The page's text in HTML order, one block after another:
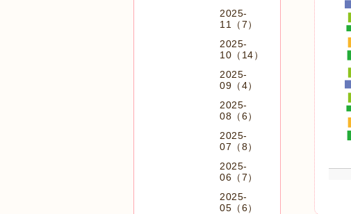
2025-
11（7）
2025-
10（14）
2025-
09（4）
2025-
08（6）
2025-
07（8）
2025-
06（7）
2025-
05（6）